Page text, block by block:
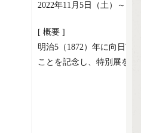
2022年11月5日（土）～12
[ 概要 ]
明治5（1872）年に向日市
ことを記念し、特別展を開